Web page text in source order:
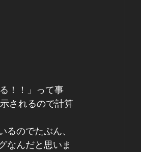
！！」って事
されるので計算
のでたぶん、
なんだと思いま